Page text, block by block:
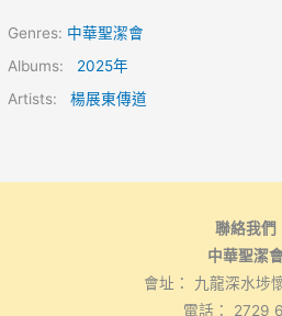
Genres: 中華聖潔會
Albums: 2025年
Artists:楊展東傳道
聯絡我們
中華聖潔
會址： 九龍深水埗
電話： 2729